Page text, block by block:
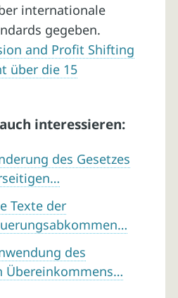
internationale
gegeben.
and Profit Shifting
über die 15
interessieren:
des Gesetzes
Texte der
des
Übereinkommens…